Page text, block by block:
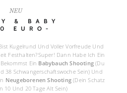
NEU
& BABY
EURO-
Kugelrund Und Voller Vorfreude Und
Festhalten?Super! Dann Habe Ich Ein
Ein Babybauch Shooting (Du
38 Schwangerschaftswoche Sein) Und
Neugeborenen Shooting(Dein Schatz
10 Und 20 Tage Alt Sein)